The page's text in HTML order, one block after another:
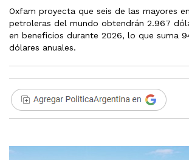
Oxfam proyecta que seis de las mayores
petroleras del mundo obtendrán 2.967
en beneficios durante 2026, lo que suma
dólares anuales.